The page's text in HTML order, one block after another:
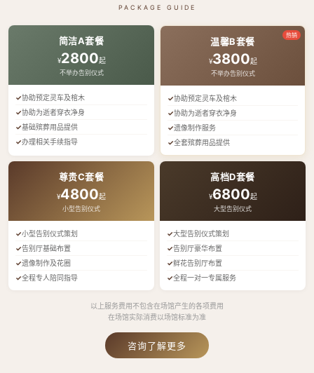
PACKAGE GUIDE
简洁A套餐
¥2800起
不举办告别仪式
协助预定灵车及棺木
协助为逝者穿衣净身
基础殡葬用品提供
办理相关手续指导
热销
温馨B套餐
¥3800起
不举办告别仪式
协助预定灵车及棺木
协助为逝者穿衣净身
遗像制作服务
全套殡葬用品提供
尊贵C套餐
¥4800起
小型告别仪式
小型告别仪式策划
告别厅基础布置
遗像制作及花圈
全程专人陪同指导
高档D套餐
¥6800起
大型告别仪式
大型告别仪式策划
告别厅豪华布置
鲜花告别厅布置
全程一对一专属服务
以上服务费用不包含在场馆产生的各项费用
在场馆实际消费以场馆标准为准
咨询了解更多